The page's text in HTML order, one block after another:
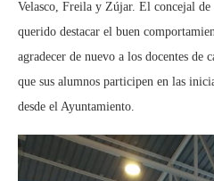
Velasco, Freila y Zújar. El concejal
querido destacar el buen
agradecer de nuevo a los docentes de
que sus alumnos participen en las
desde el Ayuntamiento.